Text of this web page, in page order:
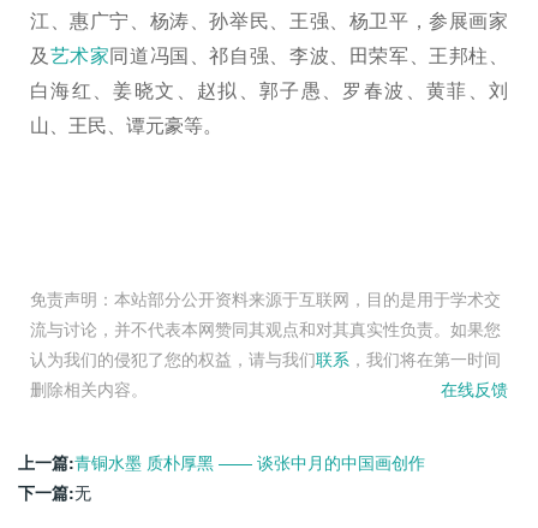
江、惠广宁、杨涛、孙举民、王强、杨卫平，参展画家
及艺术家同道冯国、祁自强、李波、田荣军、王邦柱、
白海红、姜晓文、赵拟、郭子愚、罗春波、黄菲、刘
山、王民、谭元豪等。
免责声明：本站部分公开资料来源于互联网，目的是用于学术交
流与讨论，并不代表本网赞同其观点和对其真实性负责。如果您
认为我们的侵犯了您的权益，请与我们联系 ，我们将在第一时间
删除相关内容。
在线反馈
上一篇:青铜水墨 质朴厚黑 —— 谈张中月的中国画创作
下一篇:无